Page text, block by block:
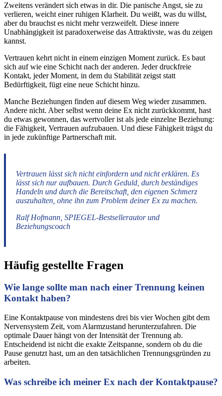
Zweitens verändert sich etwas in dir. Die panische Angst, sie zu
verlieren, weicht einer ruhigen Klarheit. Du weißt, was du willst,
aber du brauchst es nicht mehr verzweifelt. Diese innere
Unabhängigkeit ist paradoxerweise das Attraktivste, was du zeigen
kannst.
Vertrauen kehrt nicht in einem einzigen Moment zurück. Es baut
sich auf wie eine Schicht nach der anderen. Jeder druckfreie
Kontakt, jeder Moment, in dem du Stabilität zeigst statt
Bedürftigkeit, fügt eine neue Schicht hinzu.
Manche Beziehungen finden auf diesem Weg wieder zusammen.
Andere nicht. Aber selbst wenn deine Ex nicht zurückkommt, hast
du etwas gewonnen, das wertvoller ist als jede einzelne Beziehung:
die Fähigkeit, Vertrauen aufzubauen. Und diese Fähigkeit trägst du
in jede zukünftige Partnerschaft mit.
Vertrauen lässt sich nicht einfordern und nicht erklären. Es
lässt sich nur aufbauen. Durch Geduld, durch beständiges
Handeln und durch die Bereitschaft, den eigenen Schmerz
auszuhalten, ohne ihn zum Problem deiner Ex zu machen.
Ralf Hofmann, SPIEGEL-Bestsellerautor und
Beziehungscoach
Häufig gestellte Fragen
Wie lange sollte man nach einer Trennung keinen
Kontakt haben?
Eine Kontaktpause von mindestens drei bis vier Wochen gibt dem
Nervensystem Zeit, vom Alarmzustand herunterzufahren. Die
optimale Dauer hängt von der Intensität der Trennung ab.
Entscheidend ist nicht die exakte Zeitspanne, sondern ob du die
Pause genutzt hast, um an den tatsächlichen Trennungsgründen zu
arbeiten.
Was schreibe ich meiner Ex nach der Kontaktpause?